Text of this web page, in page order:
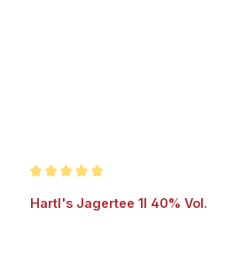
Hartl's Jagertee 1l 40% Vol.